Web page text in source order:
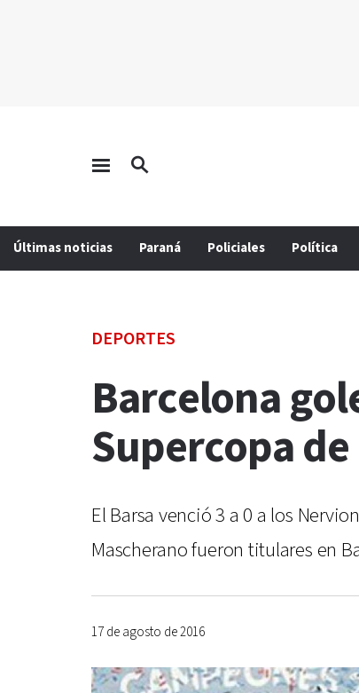
Últimas noticias Paraná Policiales Política
DEPORTES
Barcelona
Supercopa de
El Barsa venció 3 a 0 a los
Mascherano fueron titulares en
17 de agosto de 2016